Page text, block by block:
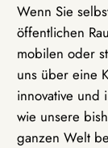
Wenn Sie
öffentlichen
mobilen oder
uns über eine
innovative und
wie unsere
ganzen Welt